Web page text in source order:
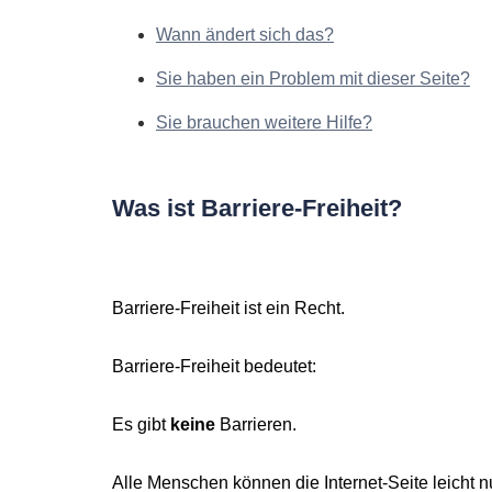
Wann ändert sich das?
Sie haben ein Problem mit dieser Seite?
Sie brauchen weitere Hilfe?
Was ist Barriere-Freiheit?
Barriere-Freiheit ist ein Recht.
Barriere-Freiheit bedeutet:
Es gibt keine Barrieren.
Alle Menschen können die Internet-Seite leicht